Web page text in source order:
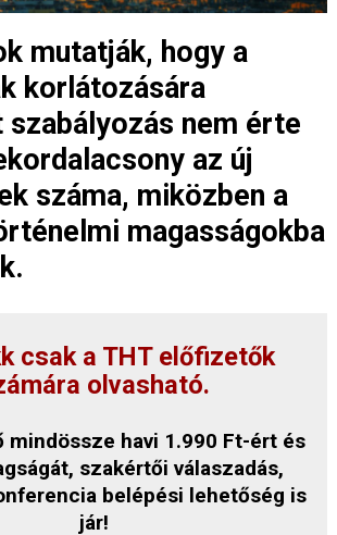
mutatják, hogy a
korlátozására
szabályozás nem érte
az új
száma, miközben a
magasságokba
csak a THT előfizetők
olvasható.
mindössze havi 1.990 Ft-ért és
szakértői válaszadás,
belépési lehetőség is
jár!